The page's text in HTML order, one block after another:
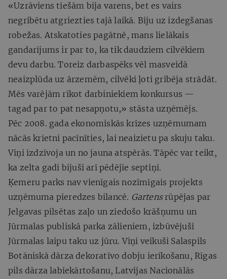
«Uzrāviens tiešām bija varens, bet es vairs
negribētu atgriezties tajā laikā. Biju uz izdegšanas
robežas. Atskatoties pagātnē, mans lielākais
gandarījums ir par to, ka tik daudziem cilvēkiem
devu darbu. Toreiz darbaspēks vēl masveidā
neaizplūda uz ārzemēm, cilvēki ļoti gribēja strādāt.
Mēs varējām rīkot darbiniekiem konkursus —
tagad par to pat nesapņotu,» stāsta uzņēmējs.
Pēc 2008. gada ekonomiskās krīzes uzņēmumam
nācās krietni pacīnīties, lai neaizietu pa skuju taku.
Viņi izdzīvoja un no jauna atspērās. Tāpēc var teikt,
ka zelta gadi bijuši arī pēdējie septiņi.
Ķemeru parks nav vienīgais nozīmīgais projekts
uzņēmuma pieredzes bilancē. Gartens rūpējas par
Jelgavas pilsētas zaļo un ziedošo krāšņumu un
Jūrmalas publiskā parka zālieniem, izbūvējuši
Jūrmalas laipu taku uz jūru. Viņi veikuši Salaspils
Botāniskā dārza dekoratīvo dobju ierīkošanu, Rīgas
pils dārza labiekārtošanu, Latvijas Nacionālās